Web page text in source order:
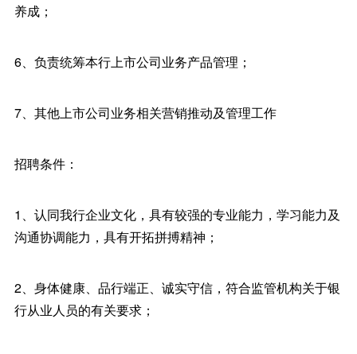
养成；
6、负责统筹本行上市公司业务产品管理；
7、其他上市公司业务相关营销推动及管理工作
招聘条件：
1、认同我行企业文化，具有较强的专业能力，学习能力及
沟通协调能力，具有开拓拼搏精神；
2、身体健康、品行端正、诚实守信，符合监管机构关于银
行从业人员的有关要求；